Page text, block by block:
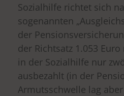
Sozialhilfe richtet sich
sogenannten
der
der Richtsatz 1.053
in der Sozialhilfe nur
ausbezahlt (in der
Armutsschwelle lag